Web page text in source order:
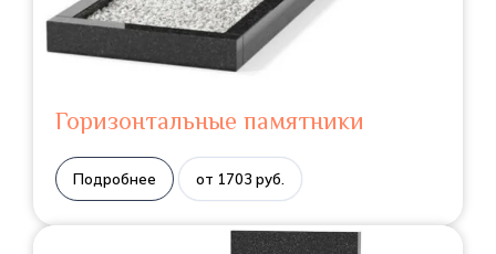
Горизонтальные памятники
Подробнее от 1703 руб.